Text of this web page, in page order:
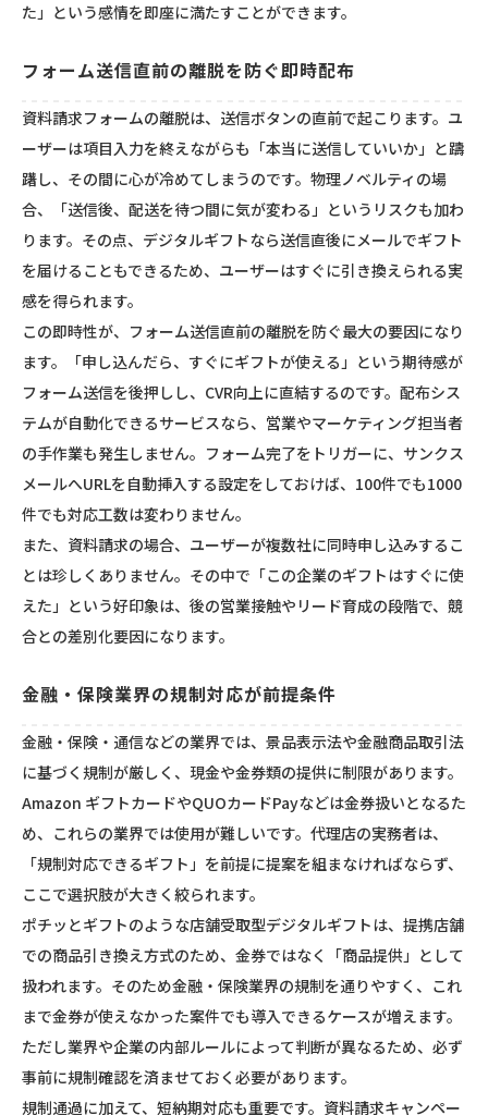
た」という感情を即座に満たすことができます。
フォーム送信直前の離脱を防ぐ即時配布
資料請求フォームの離脱は、送信ボタンの直前で起こります。ユ
ーザーは項目入力を終えながらも「本当に送信していいか」と躊
躇し、その間に心が冷めてしまうのです。物理ノベルティの場
合、「送信後、配送を待つ間に気が変わる」というリスクも加わ
ります。その点、デジタルギフトなら送信直後にメールでギフト
を届けることもできるため、ユーザーはすぐに引き換えられる実
感を得られます。
この即時性が、フォーム送信直前の離脱を防ぐ最大の要因になり
ます。「申し込んだら、すぐにギフトが使える」という期待感が
フォーム送信を後押しし、CVR向上に直結するのです。配布シス
テムが自動化できるサービスなら、営業やマーケティング担当者
の手作業も発生しません。フォーム完了をトリガーに、サンクス
メールへURLを自動挿入する設定をしておけば、100件でも1000
件でも対応工数は変わりません。
また、資料請求の場合、ユーザーが複数社に同時申し込みするこ
とは珍しくありません。その中で「この企業のギフトはすぐに使
えた」という好印象は、後の営業接触やリード育成の段階で、競
合との差別化要因になります。
金融・保険業界の規制対応が前提条件
金融・保険・通信などの業界では、景品表示法や金融商品取引法
に基づく規制が厳しく、現金や金券類の提供に制限があります。
Amazon ギフトカードやQUOカードPayなどは金券扱いとなるた
め、これらの業界では使用が難しいです。代理店の実務者は、
「規制対応できるギフト」を前提に提案を組まなければならず、
ここで選択肢が大きく絞られます。
ポチッとギフトのような店舗受取型デジタルギフトは、提携店舗
での商品引き換え方式のため、金券ではなく「商品提供」として
扱われます。そのため金融・保険業界の規制を通りやすく、これ
まで金券が使えなかった案件でも導入できるケースが増えます。
ただし業界や企業の内部ルールによって判断が異なるため、必ず
事前に規制確認を済ませておく必要があります。
規制通過に加えて、短納期対応も重要です。資料請求キャンペー